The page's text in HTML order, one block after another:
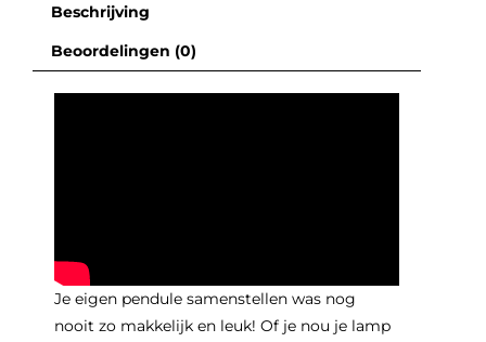
Beschrijving
Beoordelingen (0)
Je eigen pendule samenstellen was nog
nooit zo makkelijk en leuk! Of je nou je lamp